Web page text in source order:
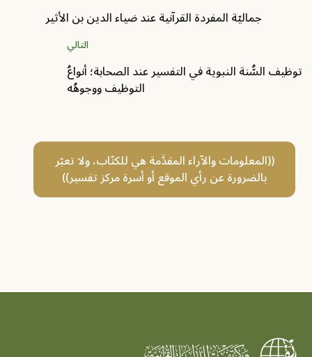
جماليّة المفردة القرآنية عند ضياء الدين بن الأثير
التالي
توظيف السُّنة النبوية في التفسير عند الصحابة؛ أنواعُ
التوظيف ووجوهُه
((المعلومات والآراء المقدَّمة هي للكتّاب، ولا تعبّر
بالضرورة عن رأي الموقع أو أسرة مركز تفسير))